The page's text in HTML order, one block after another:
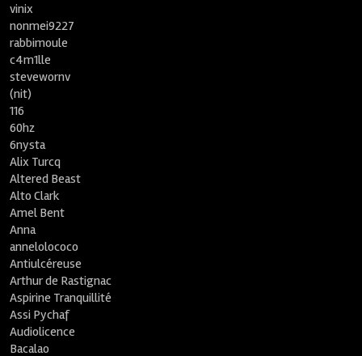
vinix
nonmei9227
rabbimoule
c4m1lle
stevewornv
(nit)
116
60hz
6nysta
Alix Turcq
Altered Beast
Alto Clark
Amel Bent
Anna
annelolococo
Antiulcéreuse
Arthur de Rastignac
Aspirine Tranquillité
Assi Pychaf
Audiolicence
Bacalao